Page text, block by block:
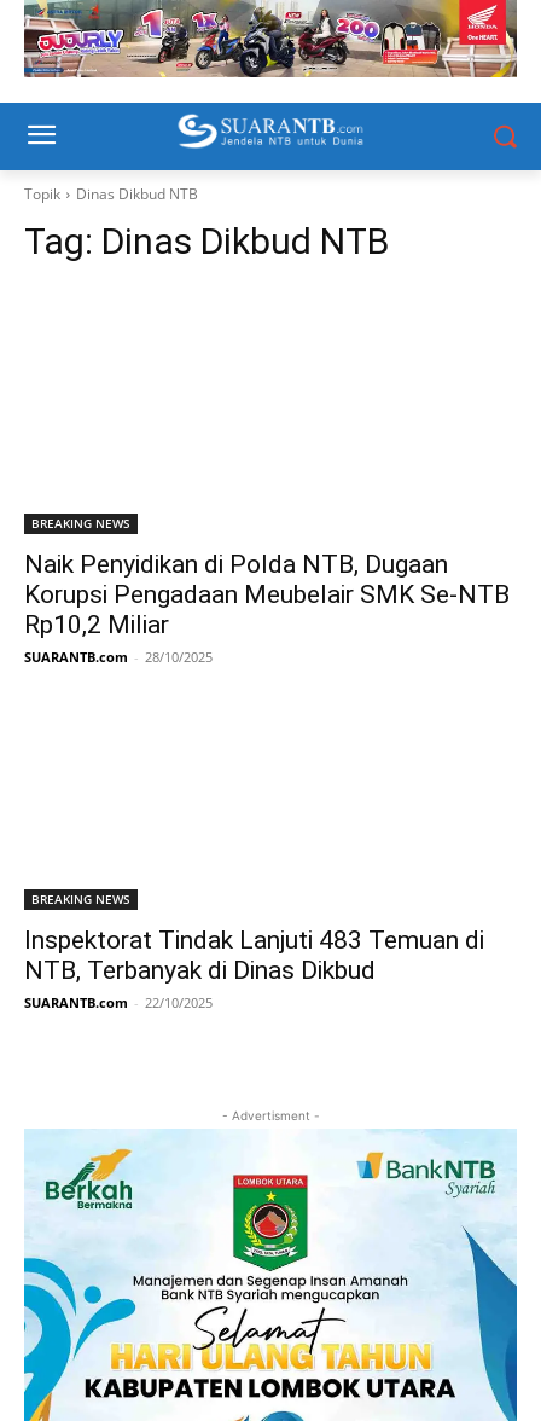
Topik Dinas Dikbud NTB
Tag: Dinas Dikbud NTB
BREAKING NEWS
Naik Penyidikan di Polda NTB, Dugaan
Korupsi Pengadaan Meubelair SMK Se-NTB
Rp10,2 Miliar
SUARANTB.com - 28/10/2025
BREAKING NEWS
Inspektorat Tindak Lanjuti 483 Temuan di
NTB, Terbanyak di Dinas Dikbud
SUARANTB.com - 22/10/2025
- Advertisment -